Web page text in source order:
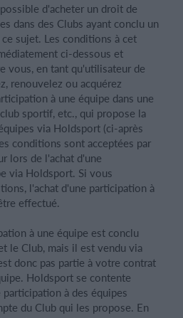
d'acheter un droit de
dans des Clubs ayant conclu un
sujet. Les conditions à cet
ci-dessous et
vous, en tant qu'utilisateur de
renouvelez ou acquérez
à une équipe dans une
sportif, etc., qui propose la
via Holdsport (ci-après
conditions sont acceptées par
lors de l'achat d'une
via Holdsport. Si vous
l'achat d'une participation à
effectué.
à une équipe est conclu
le Club, mais il est vendu via
donc pas partie à votre contrat
Holdsport se contente
à des équipes
du Club qui les propose. En